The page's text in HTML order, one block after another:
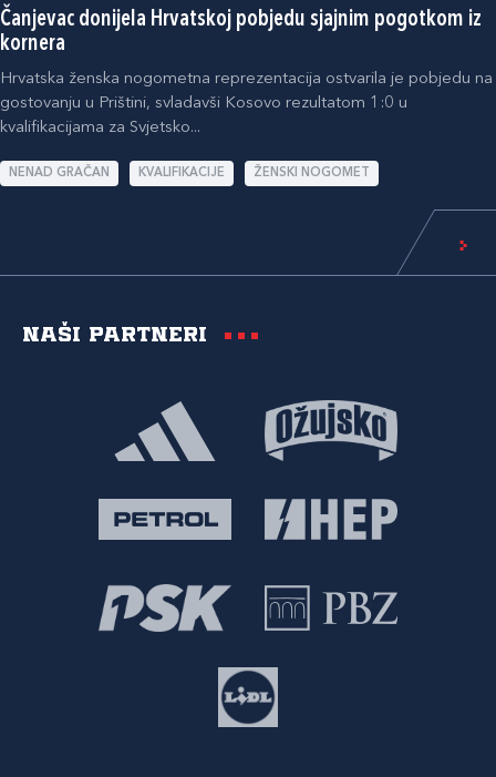
Čanjevac donijela Hrvatskoj pobjedu sjajnim pogotkom iz
kornera
Hrvatska ženska nogometna reprezentacija ostvarila je pobjedu na
gostovanju u Prištini, svladavši Kosovo rezultatom 1:0 u
kvalifikacijama za Svjetsko...
NENAD GRAČAN KVALIFIKACIJE ŽENSKI NOGOMET
Naši partneri